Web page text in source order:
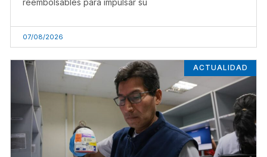
reembolsables para impulsar su
07/08/2026
ACTUALIDAD